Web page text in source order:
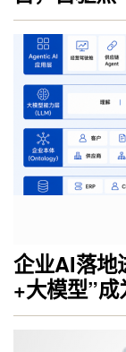
企业AI落地
+大模型”成